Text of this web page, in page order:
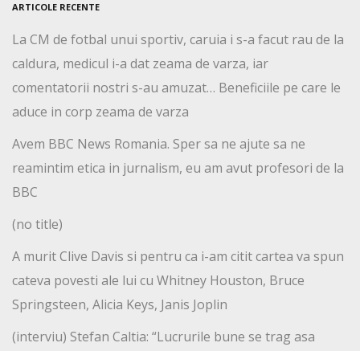
ARTICOLE RECENTE
La CM de fotbal unui sportiv, caruia i s-a facut rau de la
caldura, medicul i-a dat zeama de varza, iar
comentatorii nostri s-au amuzat… Beneficiile pe care le
aduce in corp zeama de varza
Avem BBC News Romania. Sper sa ne ajute sa ne
reamintim etica in jurnalism, eu am avut profesori de la
BBC
(no title)
A murit Clive Davis si pentru ca i-am citit cartea va spun
cateva povesti ale lui cu Whitney Houston, Bruce
Springsteen, Alicia Keys, Janis Joplin
(interviu) Stefan Caltia: “Lucrurile bune se trag asa